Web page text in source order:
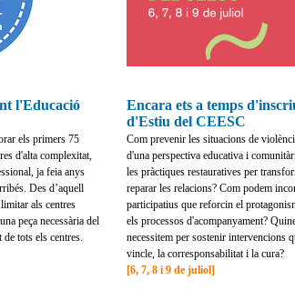
l'Educació
els primers 75
d'alta complexitat,
ja feia anys
Des d’aquell
als centres
peça necessària del
tots els centres.
Encara ets a temps
d'Estiu del CEESC
Com prevenir les situacions de
d'una perspectiva educativa i
les pràctiques restauratives per
reparar les relacions? Com podem
participatius que reforcin el
els processos d'acompanyament?
necessitem per sostenir intervencions
vincle, la corresponsabilitat i la cura?
[6, 7, 8 i 9 de juliol]